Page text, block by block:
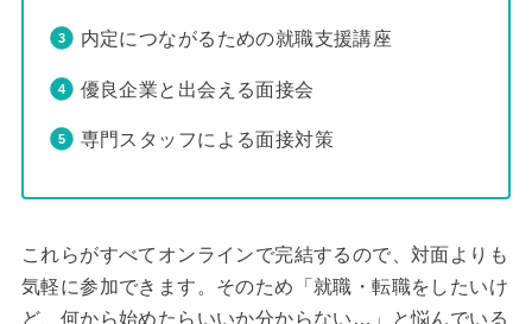
内定につながるための就職支援講座
優良企業と出会える面接会
専門スタッフによる面接対策
これらがすべてオンラインで完結するので、対面よりも
気軽に参加できます。そのため「就職・転職をしたいけ
ど、何から始めたらいいか分からない…」と悩んでいる